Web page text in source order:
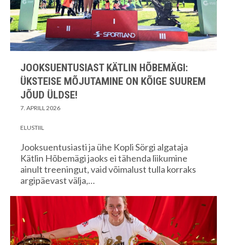
JOOKSUENTUSIAST KÄTLIN HÕBEMÄGI:
ÜKSTEISE MÕJUTAMINE ON KÕIGE SUUREM
JÕUD ÜLDSE!
7. APRILL 2026
ELUSTIIL
Jooksuentusiasti ja ühe Kopli Sörgi algataja
Kätlin Hõbemägi jaoks ei tähenda liikumine
ainult treeningut, vaid võimalust tulla korraks
argipäevast välja,…